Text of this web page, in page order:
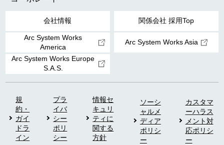
会社情報 関係会社 採用Top
Arc System Works
America
Arc System Works Asia
Arc System Works Europe
S.A.S.
規
約・
ガイ
ドラ
イン
プラ
イバ
シー
ポリ
シー
情報セ
キュリ
ティに
関する
方針
ソーシ
ャルメ
ディア
ポリシ
ー
カスタマ
ーハラス
メント対
応ポリシ
ー